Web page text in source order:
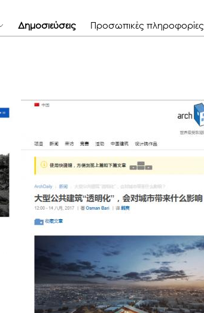
Δημοσιεύσεις Προσωπικές πληροφορίες
Archdaily China
Trigonika Simplicitas